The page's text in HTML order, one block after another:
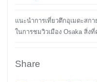
แนะนำการเที่ยวตึกอุเมดะสก
ในการชมวิวเมือง Osaka สิ่ง
Share